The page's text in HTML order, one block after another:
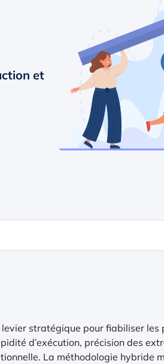
et
stratégique pour fiabiliser les
d’exécution, précision des
La méthodologie hybride